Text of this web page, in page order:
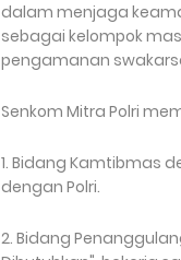
dalam menjaga
sebagai kelompok
pengamanan
Senkom Mitra Polri
1. Bidang Kamtibmas
dengan Polri.
2. Bidang